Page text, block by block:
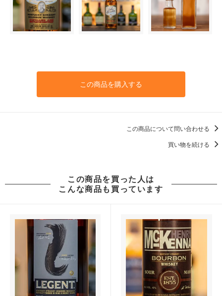
この商品を購入する
この商品について問い合わせる
買い物を続ける
この商品を買った人は
こんな商品も買っています